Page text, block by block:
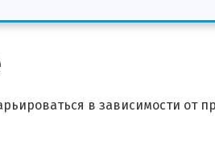
в зависимости от